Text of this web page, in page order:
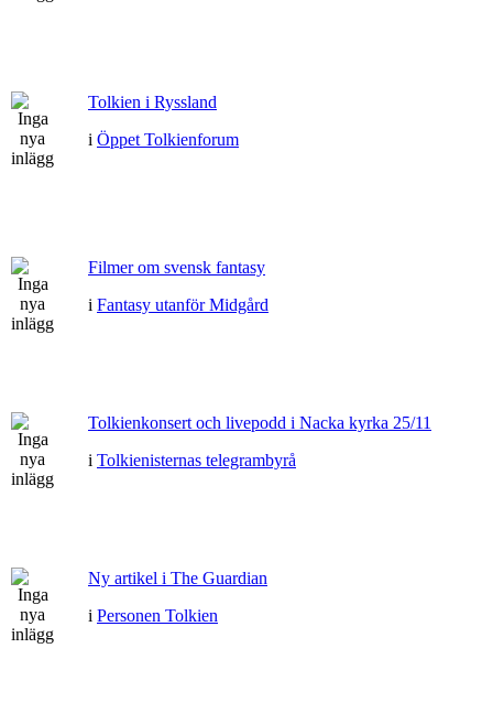
Tolkien i Ryssland
i Öppet Tolkienforum
Filmer om svensk fantasy
i Fantasy utanför Midgård
Tolkienkonsert och livepodd i Nacka kyrka 25/11
i Tolkienisternas telegrambyrå
Ny artikel i The Guardian
i Personen Tolkien